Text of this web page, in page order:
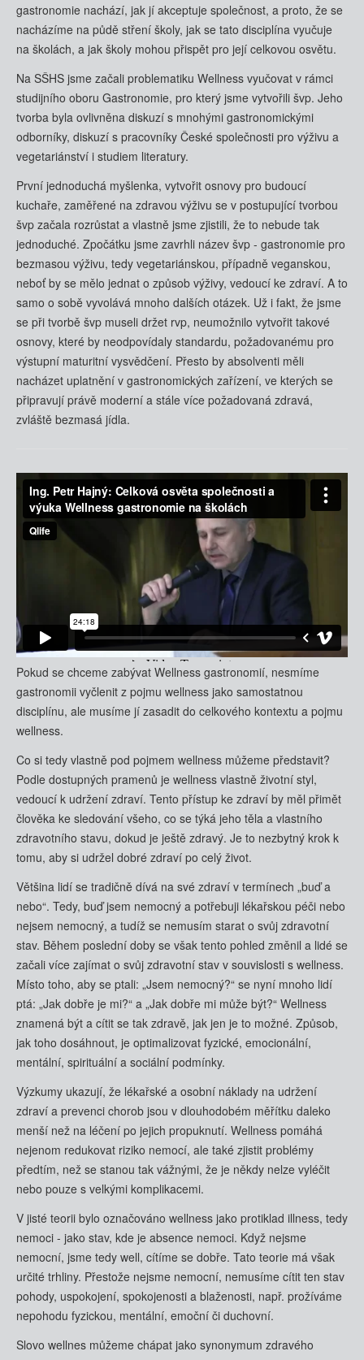
gastronomie nachází, jak jí akceptuje společnost, a proto, že se
nacházíme na půdě stření školy, jak se tato disciplína vyučuje
na školách, a jak školy mohou přispět pro její celkovou osvětu.
Na SŠHS jsme začali problematiku Wellness vyučovat v rámci
studijního oboru Gastronomie, pro který jsme vytvořili švp. Jeho
tvorba byla ovlivněna diskuzí s mnohými gastronomickými
odborníky, diskuzí s pracovníky České společnosti pro výživu a
vegetariánství i studiem literatury.
První jednoduchá myšlenka, vytvořit osnovy pro budoucí
kuchaře, zaměřené na zdravou výživu se v postupující tvorbou
švp začala rozrůstat a vlastně jsme zjistili, že to nebude tak
jednoduché. Zpočátku jsme zavrhli název švp - gastronomie pro
bezmasou výživu, tedy vegetariánskou, případně veganskou,
neboť by se mělo jednat o způsob výživy, vedoucí ke zdraví. A to
samo o sobě vyvolává mnoho dalších otázek. Už i fakt, že jsme
se při tvorbě švp museli držet rvp, neumožnilo vytvořit takové
osnovy, které by neodpovídaly standardu, požadovanému pro
výstupní maturitní vysvědčení. Přesto by absolventi měli
nacházet uplatnění v gastronomických zařízení, ve kterých se
připravují právě moderní a stále více požadovaná zdravá,
zvláště bezmasá jídla.
Pokud se chceme zabývat Wellness gastronomií, nesmíme
gastronomii vyčlenit z pojmu wellness jako samostatnou
disciplínu, ale musíme jí zasadit do celkového kontextu a pojmu
wellness.
Co si tedy vlastně pod pojmem wellness můžeme představit?
Podle dostupných pramenů je wellness vlastně životní styl,
vedoucí k udržení zdraví. Tento přístup ke zdraví by měl přimět
člověka ke sledování všeho, co se týká jeho těla a vlastního
zdravotního stavu, dokud je ještě zdravý. Je to nezbytný krok k
tomu, aby si udržel dobré zdraví po celý život.
Většina lidí se tradičně dívá na své zdraví v termínech „buď a
nebo“. Tedy, buď jsem nemocný a potřebuji lékařskou péči nebo
nejsem nemocný, a tudíž se nemusím starat o svůj zdravotní
stav. Během poslední doby se však tento pohled změnil a lidé se
začali více zajímat o svůj zdravotní stav v souvislosti s wellness.
Místo toho, aby se ptali: „Jsem nemocný?“ se nyní mnoho lidí
ptá: „Jak dobře je mi?“ a „Jak dobře mi může být?“ Wellness
znamená být a cítit se tak zdravě, jak jen je to možné. Způsob,
jak toho dosáhnout, je optimalizovat fyzické, emocionální,
mentální, spirituální a sociální podmínky.
Výzkumy ukazují, že lékařské a osobní náklady na udržení
zdraví a prevenci chorob jsou v dlouhodobém měřítku daleko
menší než na léčení po jejich propuknutí. Wellness pomáhá
nejenom redukovat riziko nemocí, ale také zjistit problémy
předtím, než se stanou tak vážnými, že je někdy nelze vyléčit
nebo pouze s velkými komplikacemi.
V jisté teorii bylo označováno wellness jako protiklad illness, tedy
nemoci - jako stav, kde je absence nemoci. Když nejsme
nemocní, jsme tedy well, cítíme se dobře. Tato teorie má však
určité trhliny. Přestože nejsme nemocní, nemusíme cítit ten stav
pohody, uspokojení, spokojenosti a blaženosti, např. prožíváme
nepohodu fyzickou, mentální, emoční či duchovní.
Slovo wellnes můžeme chápat jako synonymum zdravého